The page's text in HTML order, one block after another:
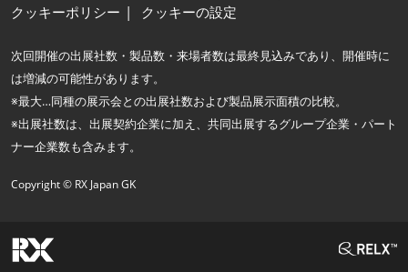
クッキーポリシー
クッキーの設定
次回開催の出展社数・製品数・来場者数は最終見込みであり、開催時に
は増減の可能性があります。
※最大…同種の展示会との出展社数および製品展示面積の比較。
※出展社数は、出展契約企業に加え、共同出展するグループ企業・パート
ナー企業数も含みます。
Copyright © RX Japan GK